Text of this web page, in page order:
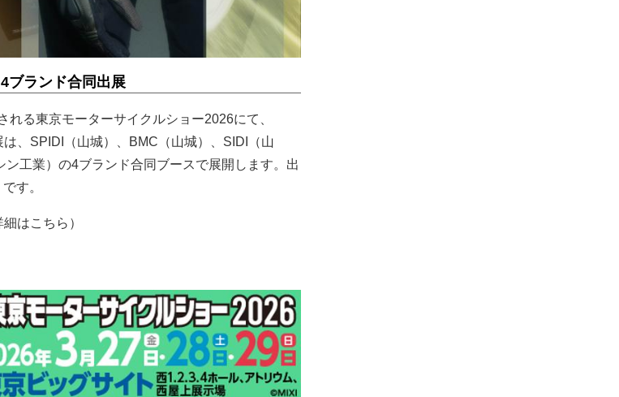
ブランド合同出展
る東京モーターサイクルショー2026にて、
、SPIDI（山城）、BMC（山城）、SIDI（山
工業）の4ブランド合同ブースで展開します。出
す。
はこちら）